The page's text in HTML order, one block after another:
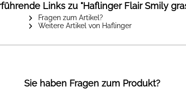
Links zu "Haflinger Flair Smily
Fragen zum Artikel?
Weitere Artikel von Haflinger
Sie haben Fragen zum Produkt?